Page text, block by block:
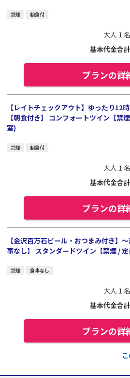
禁煙 朝食付
大人１名
基本代金合計
プランの詳
【レイトチェックアウト】ゆったり12
【朝食付き】 コンフォートツイン【禁
室)
禁煙 朝食付
大人１名
基本代金合計
プランの詳
【金沢百万石ビール・おつまみ付き】
事なし】 スタンダードツイン【禁煙 /
禁煙 食事なし
大人１名
基本代金合計
プランの詳